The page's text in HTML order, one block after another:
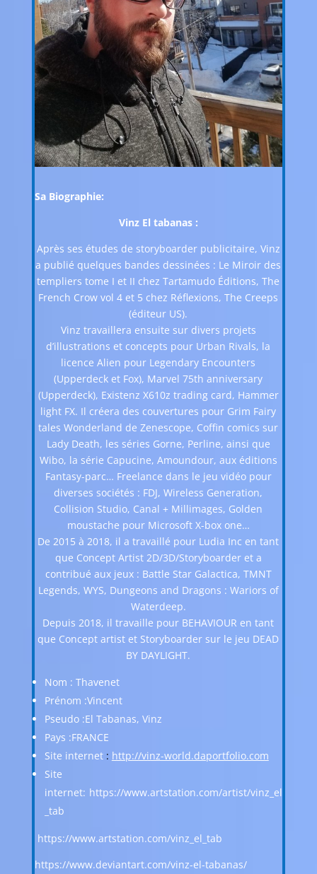
Sa Biographie:
Vinz El tabanas :
Après ses études de storyboarder publicitaire, Vinz
a publié quelques bandes dessinées : Le Miroir des
templiers tome I et II chez Tartamudo Éditions, The
French Crow vol 4 et 5 chez Réflexions, The Creeps
(éditeur US).
Vinz travaillera ensuite sur divers projets
d’illustrations et concepts pour Urban Rivals, la
licence Alien pour Legendary Encounters
(Upperdeck et Fox), Marvel 75th anniversary
(Upperdeck), Existenz X610z trading card, Hammer
light FX. Il créera des couvertures pour Grim Fairy
tales Wonderland de Zenescope, Coffin comics sur
Lady Death, les séries Gorne, Perline, ainsi que
Wibo, la série Capucine, Amoundour, aux éditions
Fantasy-parc… Freelance dans le jeu vidéo pour
diverses sociétés : FDJ, Wireless Generation,
Collision Studio, Canal + Millimages, Golden
moustache pour Microsoft X-box one…
De 2015 à 2018, il a travaillé pour Ludia Inc en tant
que Concept Artist 2D/3D/Storyboarder et a
contribué aux jeux : Battle Star Galactica, TMNT
Legends, WYS, Dungeons and Dragons : Wariors of
Waterdeep.
Depuis 2018, il travaille pour BEHAVIOUR en tant
que Concept artist et Storyboarder sur le jeu DEAD
BY DAYLIGHT.
Nom : Thavenet
Prénom :Vincent
Pseudo :El Tabanas, Vinz
Pays :FRANCE
Site internet : http://vinz-world.daportfolio.com
Site
internet: https://www.artstation.com/artist/vinz_el
_tab
https://www.artstation.com/vinz_el_tab
https://www.deviantart.com/vinz-el-tabanas/